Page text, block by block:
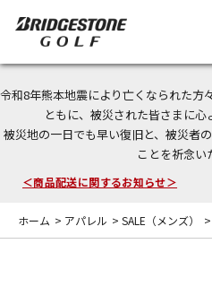
令和8年熊本地震により亡くなられた方
ともに、被災された皆さまに心
被災地の一日でも早い復旧と、被災者
ことを祈念い
今なら新規会員登録で1,000円OFF
＜商品配送に関するお知らせ＞
ホーム > アパレル > SALE（メンズ） >